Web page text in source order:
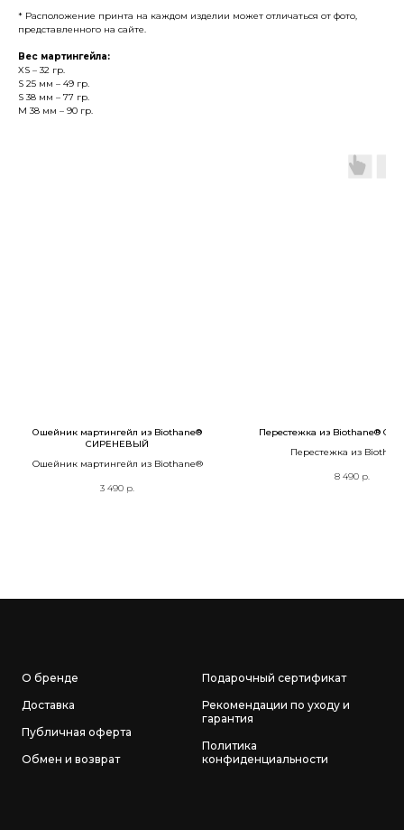
* Расположение принта на каждом изделии может отличаться от фото,
представленного на сайте.
Вес мартингейла:
XS – 32 гр.
S 25 мм – 49 гр.
S 38 мм – 77 гр.
М 38 мм – 90 гр.
Ошейник мартингейл из Biothane®
СИРЕНЕВЫЙ
Ошейник мартингейл из Biothane®
3 490 р.
Перестежка из Biothane®
Перестежка из
8 490 р.
О бренде
Доставка
Публичная оферта
Обмен и возврат
Подарочный сертификат
Рекомендации по уходу и
гарантия
Политика
конфиденциальности